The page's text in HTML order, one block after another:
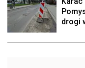
drogi